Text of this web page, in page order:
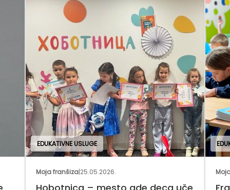
EDUKATIVNE USLUGE
Moja franšiza|25.05.2026.